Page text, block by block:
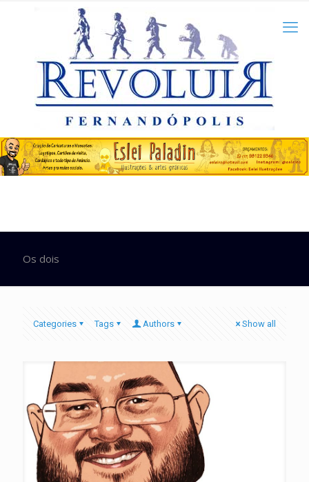
Os dois
Categories Tags Authors Show all